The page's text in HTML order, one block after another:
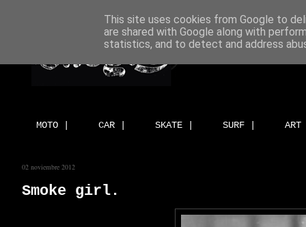
MOTO | CAR | SKATE | SURF |
02 noviembre 2012
Smoke girl.
This site uses cookies from Google to
are shared with Google along with
statistics, and to detect and address